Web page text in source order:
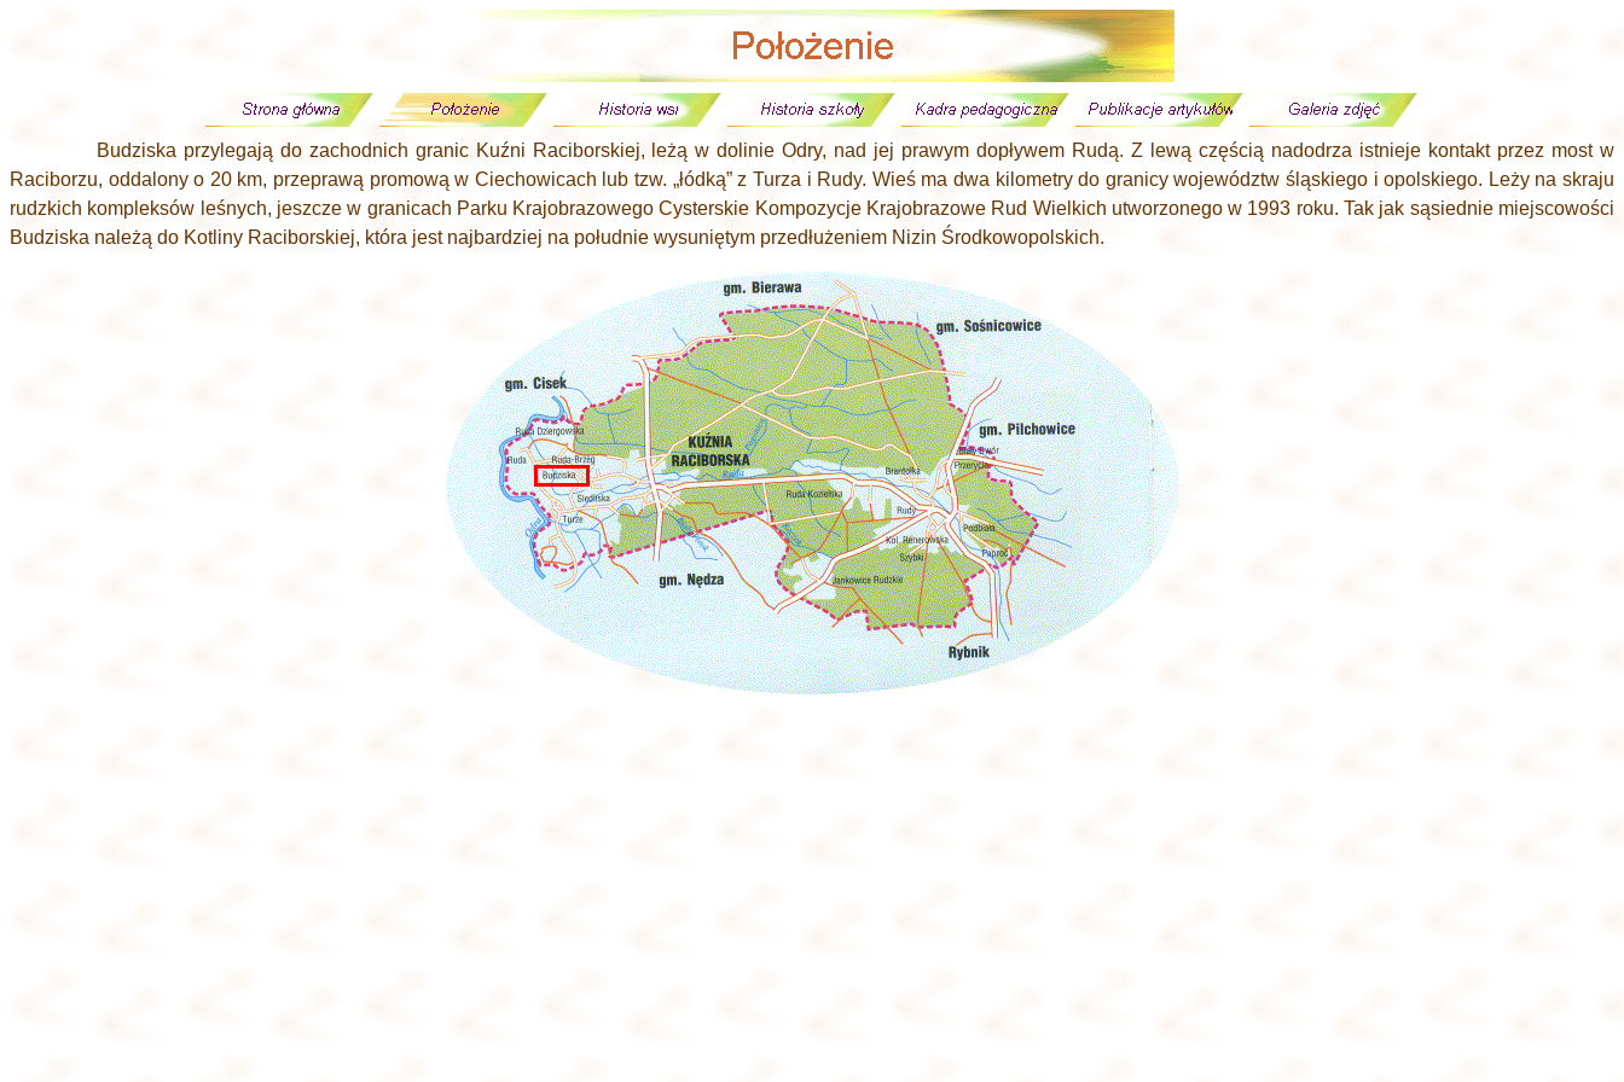
Budziska przylegają do zachodnich granic Kuźni Raciborskiej, leżą w dolinie Odry, nad jej prawym dopływem Rudą. Z lewą częścią nadodrza istnieje kontakt przez most w
Raciborzu, oddalony o 20 km, przeprawą promową w Ciechowicach lub tzw. „łódką” z Turza i Rudy. Wieś ma dwa kilometry do granicy województw śląskiego i opolskiego. Leży na skraju
rudzkich kompleksów leśnych, jeszcze w granicach Parku Krajobrazowego Cysterskie Kompozycje Krajobrazowe Rud Wielkich utworzonego w 1993 roku. Tak jak sąsiednie miejscowości
Budziska należą do Kotliny Raciborskiej, która jest najbardziej na południe wysuniętym przedłużeniem Nizin Środkowopolskich.